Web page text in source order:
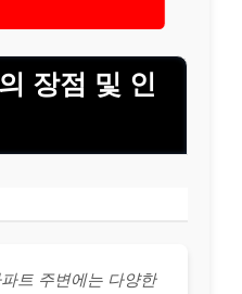
장점 및 인
트 주변에는 다양한